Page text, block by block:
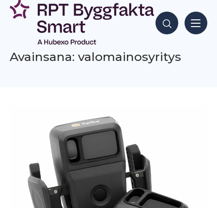
Siirry
sisältöön
Hae sisältöjä
Avainsana: valomainosyritys